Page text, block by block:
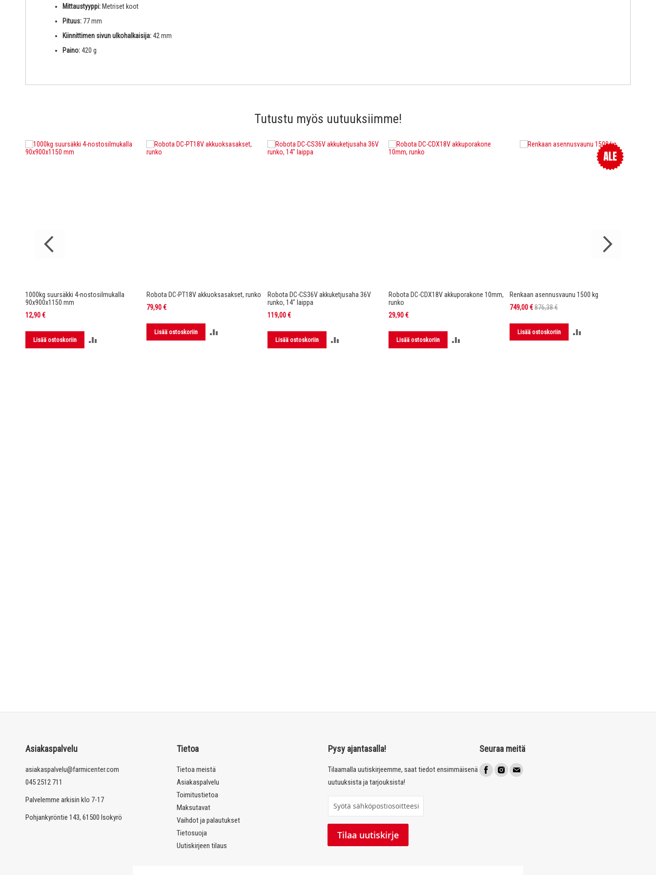
Mittaustyyppi: Metriset koot
Pituus: 77 mm
Kiinnittimen sivun ulkohalkaisija:42 mm
Paino:420 g
Tutustu myös uutuuksiimme!
1000kg suursäkki 4-nostosilmukalla
90x900x1150 mm
12,90 €
Lisää ostoskoriin
Robota DC-PT18V akkuoksasakset, runko
79,90 €
Lisää ostoskoriin
Robota DC-CS36V akkuketjusaha 36V
runko, 14" laippa
119,00 €
Lisää ostoskoriin
Robota DC-CDX18V akkuporakone 10mm,
runko
29,90 €
Lisää ostoskoriin
Renkaan asennusvaunu 1500 kg
Tarjoushinta
749,00 €876,38 €
Lisää ostoskoriin
Asiakaspalvelu
asiakaspalvelu@farmicenter.com
045 2512 711
Palvelemme arkisin klo 7-17
Pohjankyröntie 143, 61500 Isokyrö
Tietoa
Tietoa meistä
Asiakaspalvelu
Toimitustietoa
Maksutavat
Vaihdot ja palautukset
Tietosuoja
Uutiskirjeen tilaus
Pysy ajantasalla!
Tilaamalla uutiskirjeemme, saat tiedot ensimmäisenä
uutuuksista ja tarjouksista!
i
l
Tilaa uutiskirje
Seuraa meitä